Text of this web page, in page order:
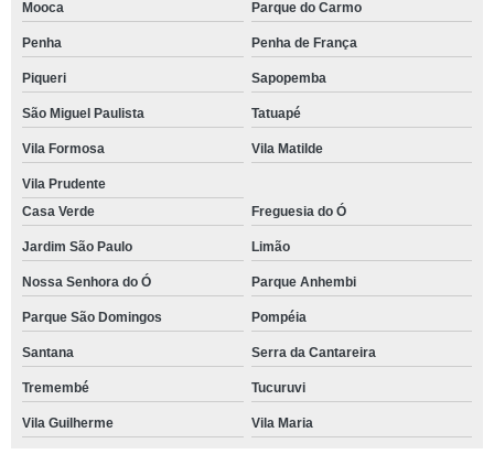
Mooca Parque do Carmo
Penha Penha de França
Piqueri Sapopemba
São Miguel Paulista Tatuapé
Vila Formosa Vila Matilde
Vila Prudente
Casa Verde
Freguesia do Ó
Jardim São Paulo Limão
Nossa Senhora do Ó Parque Anhembi
Parque São Domingos Pompéia
Santana Serra da Cantareira
Tremembé Tucuruvi
Vila Guilherme Vila Maria